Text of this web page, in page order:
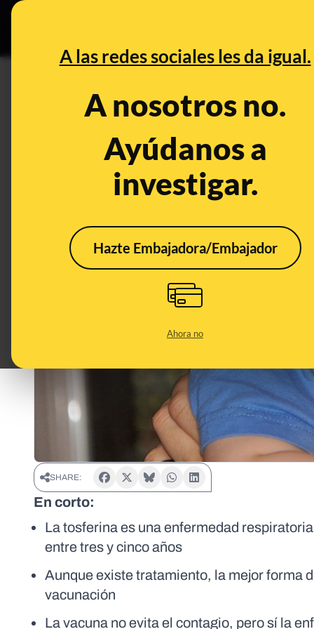
A las redes sociales les da igual.
A nosotros no.
Ayúdanos a
investigar.
Hazte Embajadora/Embajador
Ahora no
Aumento de casos de
estrategia es la vacunación
SHARE:
En corto:
La tosferina es una enfermedad
entre tres y cinco años
Aunque existe tratamiento, la mejor forma
vacunación
La vacuna no evita el contagio, pero sí la